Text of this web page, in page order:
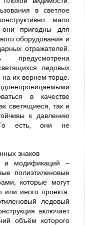
в светлое
мало
пригодны для
оборудования и
отражателей.
ледовых
их вернем торце.
в качестве
светящиеся, так и
к давлению
То есть, они не
знаков
и модификаций –
полиэтиленовые
которые могут
или иного проекта.
ледовый
включает
объём которого